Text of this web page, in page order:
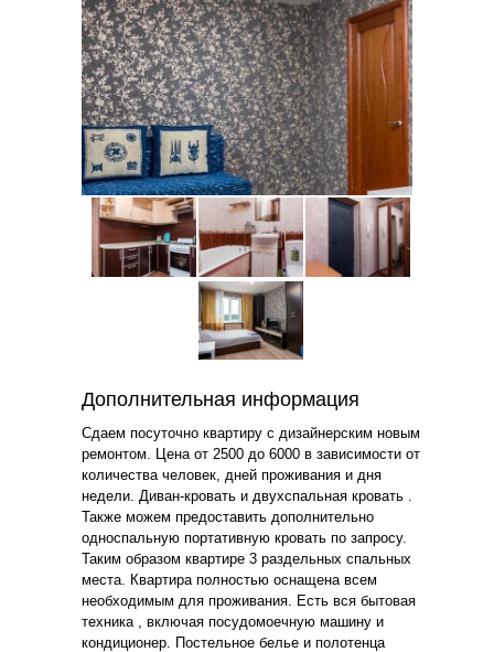
Дополнительная информация
Сдаем посуточно квартиру с дизайнерским новым
ремонтом. Цена от 2500 до 6000 в зависимости от
количества человек, дней проживания и дня
недели. Диван-кровать и двухспальная кровать .
Также можем предоставить дополнительно
односпальную портативную кровать по запросу.
Таким образом квартире 3 раздельных спальных
места. Квартира полностью оснащена всем
необходимым для проживания. Есть вся бытовая
техника , включая посудомоечную машину и
кондиционер. Постельное белье и полотенца